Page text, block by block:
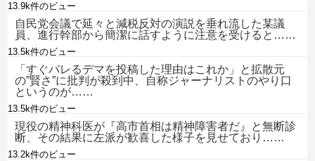
13.9k件のビュー
自民党会議で延々と減税反対の演説を垂れ流した某議
員、進行幹部から簡潔に話すように注意を受けると……
13.5k件のビュー
「すぐバレるデマを投稿した理由はこれか」と拡散元
の”賢さ”に批判が殺到中、自称ジャーナリストのやり口
というのが……
13.5k件のビュー
現役の精神科医が『高市首相は精神障害者だ』と無断診
断、その結果に左派が歓喜した様子を見せており……
13.2k件のビュー